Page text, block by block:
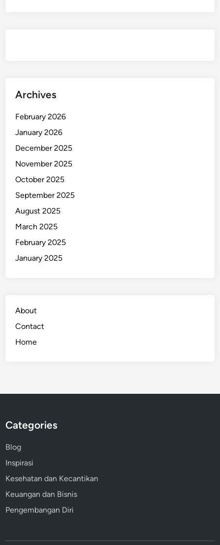
Archives
February 2026
January 2026
December 2025
November 2025
October 2025
September 2025
August 2025
March 2025
February 2025
January 2025
About
Contact
Home
Categories
Blog
Inspirasi
Kesehatan dan Kecantikan
Keuangan dan Bisnis
Pengembangan Diri